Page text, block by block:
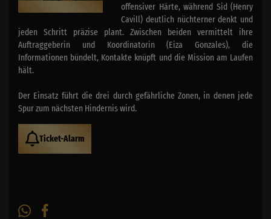
offensiver Härte, während Sid (Henry
Cavill) deutlich nüchterner denkt und
jeden Schritt präzise plant. Zwischen beiden vermittelt ihre
Auftraggeberin und Koordinatorin (Eiza Gonzales), die
Informationen bündelt, Kontakte knüpft und die Mission am Laufen
hält.
Der Einsatz führt die drei durch gefährliche Zonen, in denen jede
Spur zum nächsten Hindernis wird.
Ticket-Alarm